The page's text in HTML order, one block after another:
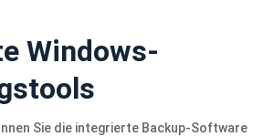
Windows-
Sie die integrierte Backup-Software